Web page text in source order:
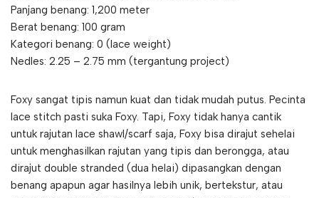
Panjang benang: 1,200 meter
Berat benang: 100 gram
Kategori benang: 0 (lace weight)
Nedles: 2.25 – 2.75 mm (tergantung project)
Foxy sangat tipis namun kuat dan tidak mudah putus. Pecinta
lace stitch pasti suka Foxy. Tapi, Foxy tidak hanya cantik
untuk rajutan lace shawl/scarf saja, Foxy bisa dirajut sehelai
untuk menghasilkan rajutan yang tipis dan berongga, atau
dirajut double stranded (dua helai) dipasangkan dengan
benang apapun agar hasilnya lebih unik, bertekstur, atau